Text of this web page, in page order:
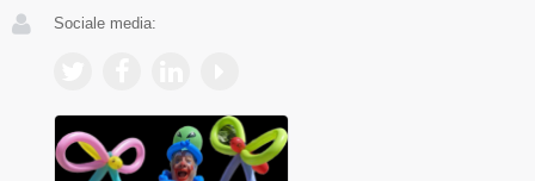
Sociale media: